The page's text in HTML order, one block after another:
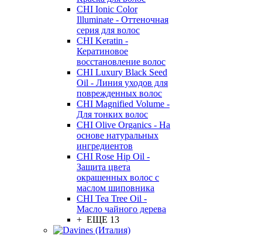
CHI Ionic Color
Illuminate - Оттеночная
серия для волос
CHI Keratin -
Кератиновое
восстановление волос
CHI Luxury Black Seed
Oil - Линия уходов для
поврежденных волос
CHI Magnified Volume -
Для тонких волос
CHI Olive Organics - На
основе натуральных
ингредиентов
CHI Rose Hip Oil -
Защита цвета
окрашенных волос с
маслом шиповника
CHI Tea Tree Oil -
Масло чайного дерева
+ ЕЩЕ 13